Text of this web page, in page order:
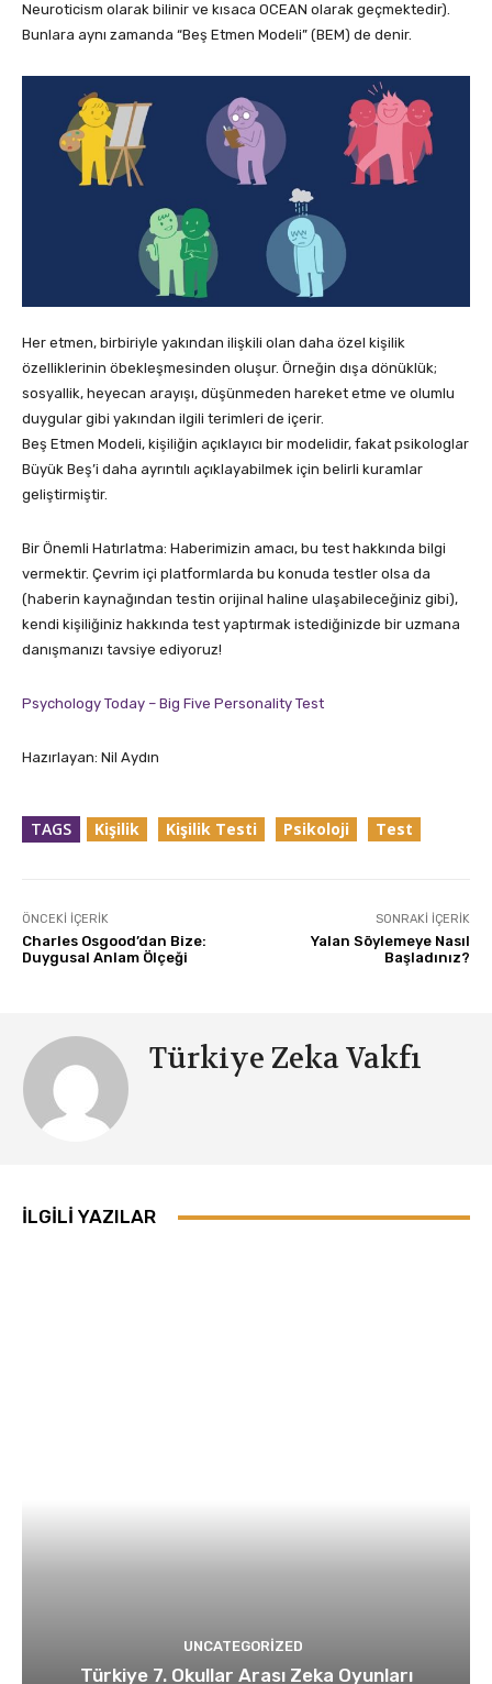
Neuroticism olarak bilinir ve kısaca OCEAN olarak geçmektedir).
Bunlara aynı zamanda “Beş Etmen Modeli” (BEM) de denir.
Her etmen, birbiriyle yakından ilişkili olan daha özel kişilik
özelliklerinin öbekleşmesinden oluşur. Örneğin dışa dönüklük;
sosyallik, heyecan arayışı, düşünmeden hareket etme ve olumlu
duygular gibi yakından ilgili terimleri de içerir.
Beş Etmen Modeli, kişiliğin açıklayıcı bir modelidir, fakat psikologlar
Büyük Beş’i daha ayrıntılı açıklayabilmek için belirli kuramlar
geliştirmiştir.
Bir Önemli Hatırlatma: Haberimizin amacı, bu test hakkında bilgi
vermektir. Çevrim içi platformlarda bu konuda testler olsa da
(haberin kaynağından testin orijinal haline ulaşabileceğiniz gibi),
kendi kişiliğiniz hakkında test yaptırmak istediğinizde bir uzmana
danışmanızı tavsiye ediyoruz!
Psychology Today – Big Five Personality Test
Hazırlayan: Nil Aydın
TAGS Kişilik Kişilik Testi Psikoloji Test
ÖNCEKI İÇERIK
Charles Osgood’dan Bize:
Duygusal Anlam Ölçeği
SONRAKI İÇERIK
Yalan Söylemeye Nasıl
Başladınız?
Türkiye Zeka Vakfı
İLGILI YAZILAR
UNCATEGORIZED
Türkiye 7. Okullar Arası Zeka Oyunları